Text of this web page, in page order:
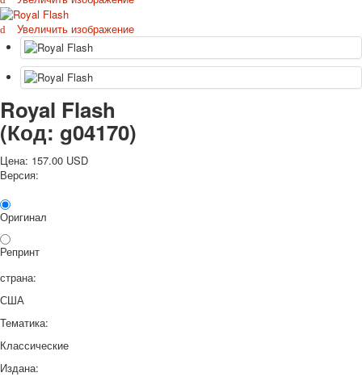
Октябрьская революция
С рождеством
Пасха
9 мая - день победы
Разные пожелания
1 сентября школа
Приглашение
Новости
Новости карточных колод
Новости открыток
О сайте
Ссылки
Наше видео
доставка
Избранное
Увеличить изображение
Royal Flash
(Код: g04170)
Цена: 157.00 USD
Версия:
Оригинал
Репринт
страна:
США
Тематика:
Классические
Издана: